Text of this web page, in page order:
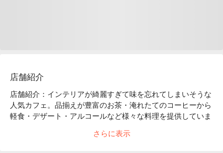
店舗紹介
店舗紹介：インテリアが綺麗すぎて味を忘れてしまいそうな
人気カフェ。品揃えが豊富のお茶・淹れたてのコーヒーから
軽食・デザート・アルコールなど様々な料理を提供していま
おすすめ料理：お茶やコーヒーはもちろん。ヒューガルデン
さらに表示